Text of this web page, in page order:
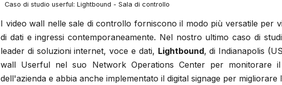
Caso di studio userful: Lightbound - Sala di controllo
I video wall nelle sale di controllo forniscono il modo più versatile per
di dati e ingressi contemporaneamente. Nel nostro ultimo caso di
leader di soluzioni internet, voce e dati, Lightbound, di Indianapolis
wall Userful nel suo Network Operations Center per monitorare
dell'azienda e abbia anche implementato il digital signage per migliorare